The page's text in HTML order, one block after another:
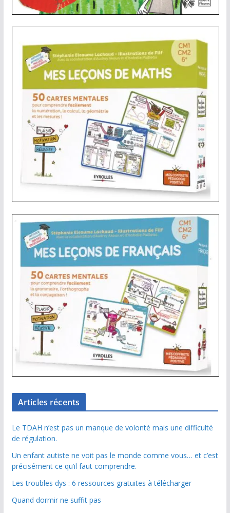
Articles récents
Le TDAH n’est pas un manque de volonté mais une difficulté
de régulation.
Un enfant autiste ne voit pas le monde comme vous… et c’est
précisément ce qu’il faut comprendre.
Les troubles dys : 6 ressources gratuites à télécharger
Quand dormir ne suffit pas